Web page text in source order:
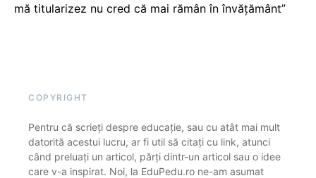
mă titularizez nu cred că mai rămân în învățământ”
COPYRIGHT
Pentru că scrieți despre educație, sau cu atât mai mult
datorită acestui lucru, ar fi util să citați cu link, atunci
când preluați un articol, părți dintr-un articol sau o idee
care v-a inspirat. Noi, la EduPedu.ro ne-am asumat